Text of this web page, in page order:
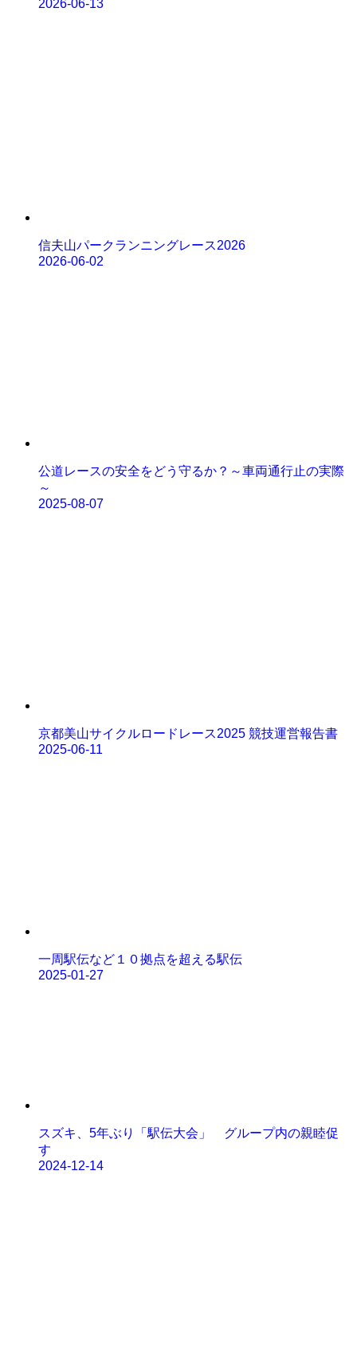
2026-06-13
信夫山パークランニングレース2026
2026-06-02
公道レースの安全をどう守るか？～車両通行止の実際
～
2025-08-07
京都美山サイクルロードレース2025 競技運営報告書
2025-06-11
一周駅伝など１０拠点を超える駅伝
2025-01-27
スズキ、5年ぶり「駅伝大会」 グループ内の親睦促
す
2024-12-14